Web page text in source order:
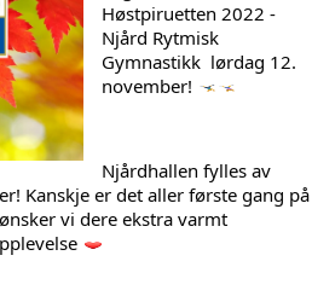
Høstpiruetten 2022 -
Njård Rytmisk
Gymnastikk lørdag 12.
november!
Njårdhallen fylles av
Kanskje er det aller første gang på
vi dere ekstra varmt